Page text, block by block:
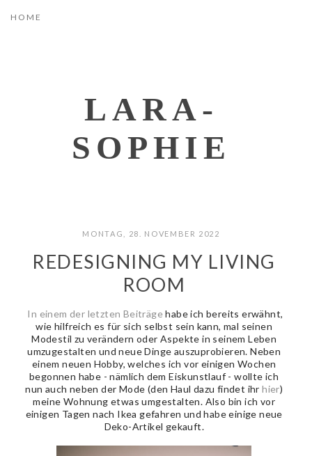
LARA-
SOPHIE
MONTAG, 28. NOVEMBER 2022
REDESIGNING MY LIVING
ROOM
In einem der letzten Beiträgehabe ich bereits erwähnt,
wie hilfreich es für sich selbst sein kann, mal seinen
Modestil zu verändern oder Aspekte in seinem Leben
umzugestalten und neue Dinge auszuprobieren. Neben
einem neuen Hobby, welches ich vor einigen Wochen
begonnen habe - nämlich dem Eiskunstlauf - wollte ich
nun auch neben der Mode (den Haul dazu findet ihrhier)
meine Wohnung etwas umgestalten. Also bin ich vor
einigen Tagen nach Ikea gefahren und habe einige neue
Deko-Artikel gekauft.